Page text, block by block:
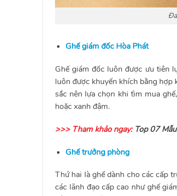
Ghế giám đốc Hòa Phát
Ghế giám đốc luôn được ưu tiên
luôn được khuyến khích bằng hợp
sắc nên lựa chọn khi tìm mua ghế,
hoặc xanh đậm.
>>> Tham khảo ngay:Top 07 Mẫu
Ghế trưởng phòng
Thứ hai là ghế dành cho các cấp
các lãnh đạo cấp cao như ghế